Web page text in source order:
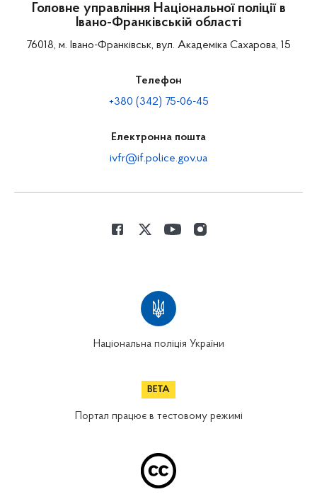
Головне управління Національної поліції в
Івано-Франківській області
76018, м. Івано-Франківськ, вул. Академіка Сахарова, 15
Телефон
+380 (342) 75-06-45
Електронна пошта
ivfr@if.police.gov.ua
Національна поліція України
Портал працює в тестовому режимі